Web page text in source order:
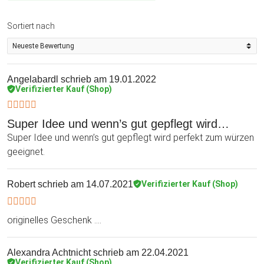
Sortiert nach
Angelabardl schrieb am 19.01.2022
Verifizierter Kauf (Shop)
Super Idee und wenn’s gut gepflegt wird…
Super Idee und wenn’s gut gepflegt wird perfekt zum würzen
geeignet.
Robertschrieb am 14.07.2021 Verifizierter Kauf (Shop)
originelles Geschenk ....
Alexandra Achtnichtschrieb am 22.04.2021
Verifizierter Kauf (Shop)